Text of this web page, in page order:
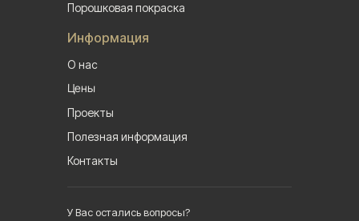
Порошковая покраска
Информация
О нас
Цены
Проекты
Полезная информация
Контакты
У Вас остались вопросы?